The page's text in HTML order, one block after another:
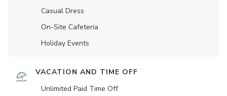
Casual Dress
On-Site Cafeteria
Holiday Events
VACATION AND TIME OFF
Unlimited Paid Time Off